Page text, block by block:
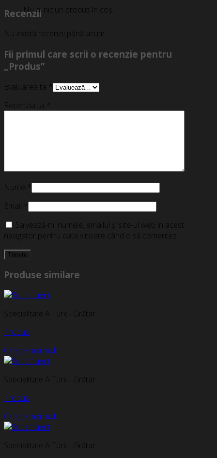
Nu ai niciun produs în coș.
Recenzii
Nu există recenzii până acum.
Fii primul care scrii o recenzie pentru
„Produs”
Evaluarea ta *
Recenzia ta *
Nume *
Email *
Salvează-mi numele, emailul și site-ul web în acest
navigator pentru data viitoare când o să comentez.
Produse similare
Specialitate A Turk - Grătar
Produs
Citește mai mult
Specialitate A Turk - Grătar
Produs
Citește mai mult
Specialitate A Turk - Grătar